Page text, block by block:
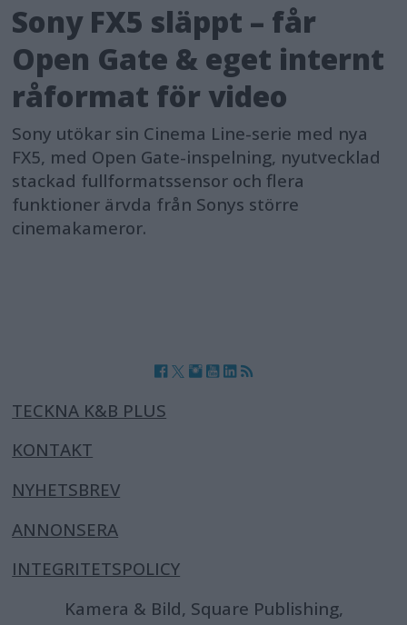
Sony FX5 släppt – får
Open Gate & eget internt
råformat för video
Sony utökar sin Cinema Line-serie med nya
FX5, med Open Gate-inspelning, nyutvecklad
stackad fullformatssensor och flera
funktioner ärvda från Sonys större
cinemakameror.
TECKNA K&B PLUS
KONTAKT
NYHETSBREV
ANNONSERA
INTEGRITETSPOLICY
Kamera & Bild, Square Publishing,